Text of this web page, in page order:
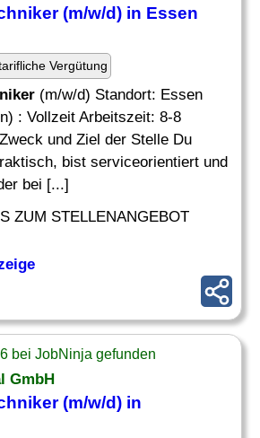
(m/w/d) in Essen
Vergütung
(m/w/d) Standort: Essen
: Vollzeit Arbeitszeit: 8-8
und Ziel der Stelle Du
bist serviceorientiert und
bei [...]
ZUM STELLENANGEBOT
bei JobNinja gefunden
GmbH
(m/w/d) in